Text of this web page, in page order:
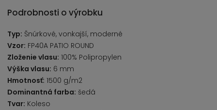
Podrobnosti o výrobku
Typ: Šnúrkové, vonkajší, moderné
Vzor: FP40A PATIO ROUND
Zloženie vlasu: 100% Polipropylen
Výška vlasu: 6 mm
Hmotnosť: 1500 g/m2
Dominantná farba: šedá
Tvar: Koleso